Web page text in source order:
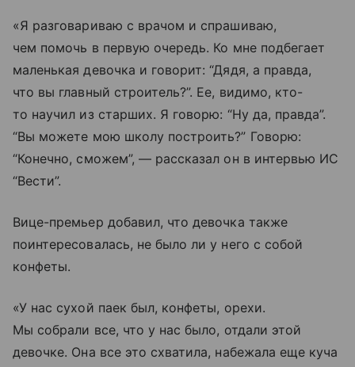
«Я разговариваю с врачом и спрашиваю,
чем помочь в первую очередь. Ко мне подбегает
маленькая девочка и говорит: “Дядя, а правда,
что вы главный строитель?”. Ее, видимо, кто-
то научил из старших. Я говорю: “Ну да, правда”.
“Вы можете мою школу построить?” Говорю:
“Конечно, сможем”, — рассказал он в интервью ИС
“Вести”.
Вице-премьер добавил, что девочка также
поинтересовалась, не было ли у него с собой
конфеты.
«У нас сухой паек был, конфеты, орехи.
Мы собрали все, что у нас было, отдали этой
девочке. Она все это схватила, набежала еще куча